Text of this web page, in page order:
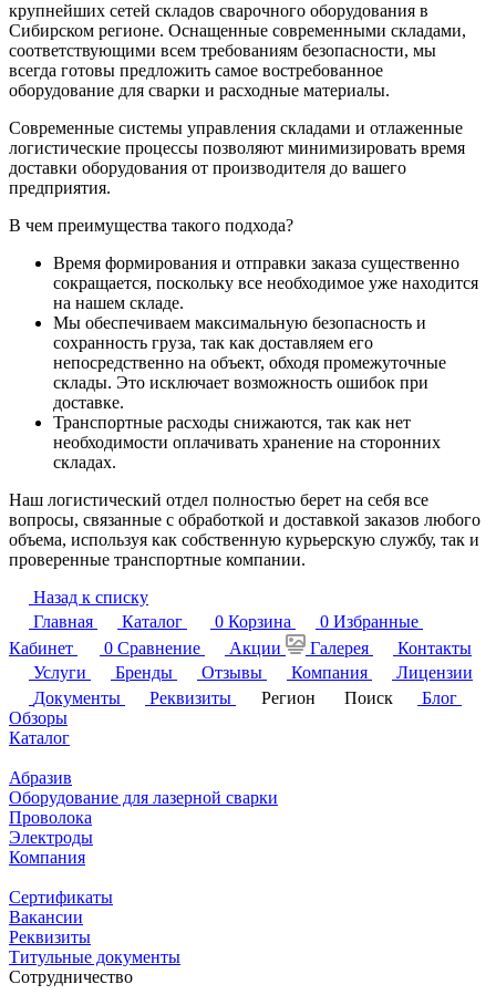
крупнейших сетей складов сварочного оборудования в
Сибирском регионе. Оснащенные современными складами,
соответствующими всем требованиям безопасности, мы
всегда готовы предложить самое востребованное
оборудование для сварки и расходные материалы.
Современные системы управления складами и отлаженные
логистические процессы позволяют минимизировать время
доставки оборудования от производителя до вашего
предприятия.
В чем преимущества такого подхода?
Время формирования и отправки заказа существенно
сокращается, поскольку все необходимое уже находится
на нашем складе.
Мы обеспечиваем максимальную безопасность и
сохранность груза, так как доставляем его
непосредственно на объект, обходя промежуточные
склады. Это исключает возможность ошибок при
доставке.
Транспортные расходы снижаются, так как нет
необходимости оплачивать хранение на сторонних
складах.
Наш логистический отдел полностью берет на себя все
вопросы, связанные с обработкой и доставкой заказов любого
объема, используя как собственную курьерскую службу, так и
проверенные транспортные компании.
Назад к списку
Главная
Каталог 0 Корзина 0 Избранные
Кабинет
0 Сравнение Акции Галерея
Контакты
Услуги
Бренды Отзывы Компания
Лицензии
Документы
Реквизиты Регион Поиск
Блог
Обзоры
Каталог
Абразив
Оборудование для лазерной сварки
Проволока
Электроды
Компания
Сертификаты
Вакансии
Реквизиты
Титульные документы
Сотрудничество